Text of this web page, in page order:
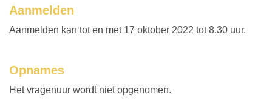
Aanmelden
Aanmelden kan tot en met 17 oktober 2022 tot 8.30 uur.
Opnames
Het vragenuur wordt niet opgenomen.